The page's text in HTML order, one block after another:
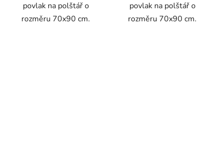
povlak na polštář o
rozměru 70x90 cm.
povlak na polštář o
rozměru 70x90 cm.